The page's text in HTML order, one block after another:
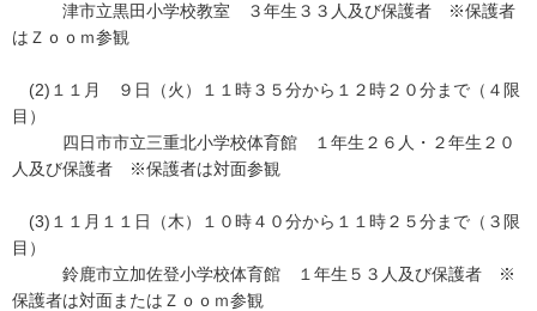
津市立黒田小学校教室 ３年生３３人及び保護者 ※保護者
はＺｏｏｍ参観
(2)１１月 ９日（火）１１時３５分から１２時２０分まで（４限
目）
四日市市立三重北小学校体育館 １年生２６人・２年生２０
人及び保護者 ※保護者は対面参観
(3)１１月１１日（木）１０時４０分から１１時２５分まで（３限
目）
鈴鹿市立加佐登小学校体育館 １年生５３人及び保護者 ※
保護者は対面またはＺｏｏｍ参観